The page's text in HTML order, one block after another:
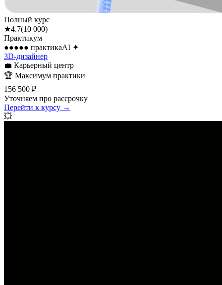
Полный курс
★4.7(10 000)
Практикум
●●●●● практикаAI ✦
3D-дизайнер
💼 Карьерный центр
🏆 Максимум практики
156 500 ₽
Уточняем про рассрочку
Перейти к курсу →
💥